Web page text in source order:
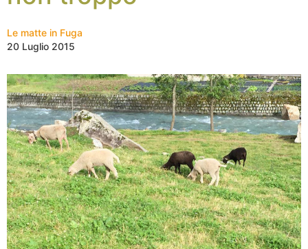
Le matte in Fuga
20 Luglio 2015